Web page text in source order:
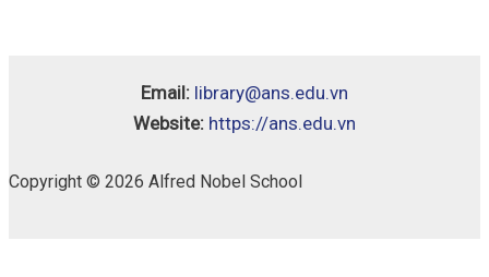
Email: library@ans.edu.vn
Website: https://ans.edu.vn
Copyright © 2026 Alfred Nobel School